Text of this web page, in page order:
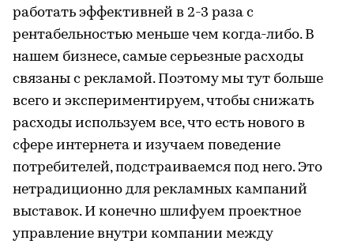
работать эффективней в 2-3 раза с
рентабельностью меньше чем когда-либо. В
нашем бизнесе, самые серьезные расходы
связаны с рекламой. Поэтому мы тут больше
всего и экспериментируем, чтобы снижать
расходы используем все, что есть нового в
сфере интернета и изучаем поведение
потребителей, подстраиваемся под него. Это
нетрадиционно для рекламных кампаний
выставок. И конечно шлифуем проектное
управление внутри компании между